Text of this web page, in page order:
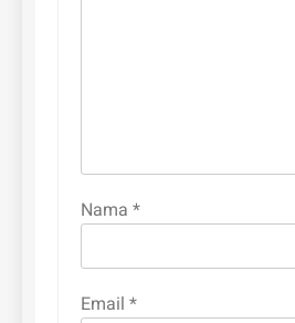
Nama *
Email *